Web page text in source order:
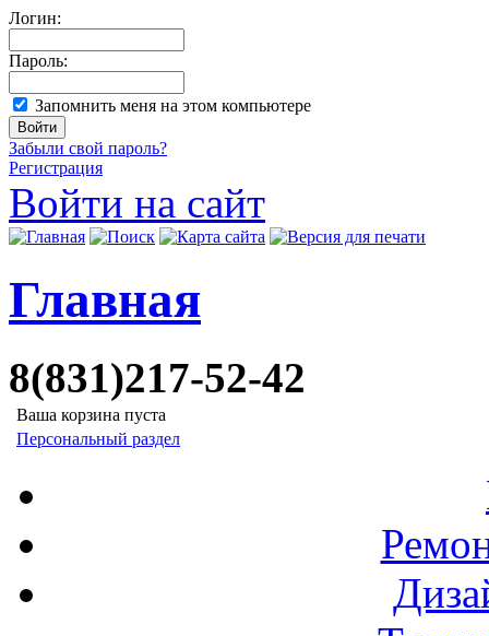
Логин:
Пароль:
Запомнить меня на этом компьютере
Забыли свой пароль?
Регистрация
Войти на сайт
Главная
8(831)217-52-42
Ваша корзина пуста
Персональный раздел